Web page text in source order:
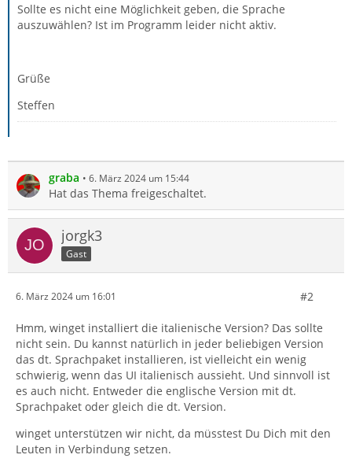
Sollte es nicht eine Möglichkeit geben, die Sprache
auszuwählen? Ist im Programm leider nicht aktiv.
Grüße
Steffen
graba 6. März 2024 um 15:44
Hat das Thema freigeschaltet.
jorgk3
Gast
6. März 2024 um 16:01 #2
Hmm, winget installiert die italienische Version? Das sollte
nicht sein. Du kannst natürlich in jeder beliebigen Version
das dt. Sprachpaket installieren, ist vielleicht ein wenig
schwierig, wenn das UI italienisch aussieht. Und sinnvoll ist
es auch nicht. Entweder die englische Version mit dt.
Sprachpaket oder gleich die dt. Version.
winget unterstützen wir nicht, da müsstest Du Dich mit den
Leuten in Verbindung setzen.